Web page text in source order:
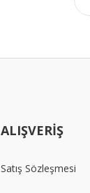
ALIŞVERİŞ
Satış Sözleşmesi